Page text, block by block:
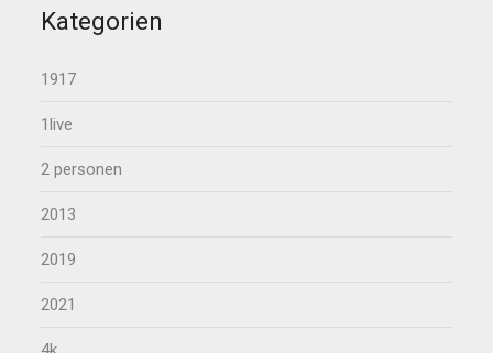
Kategorien
1917
1live
2 personen
2013
2019
2021